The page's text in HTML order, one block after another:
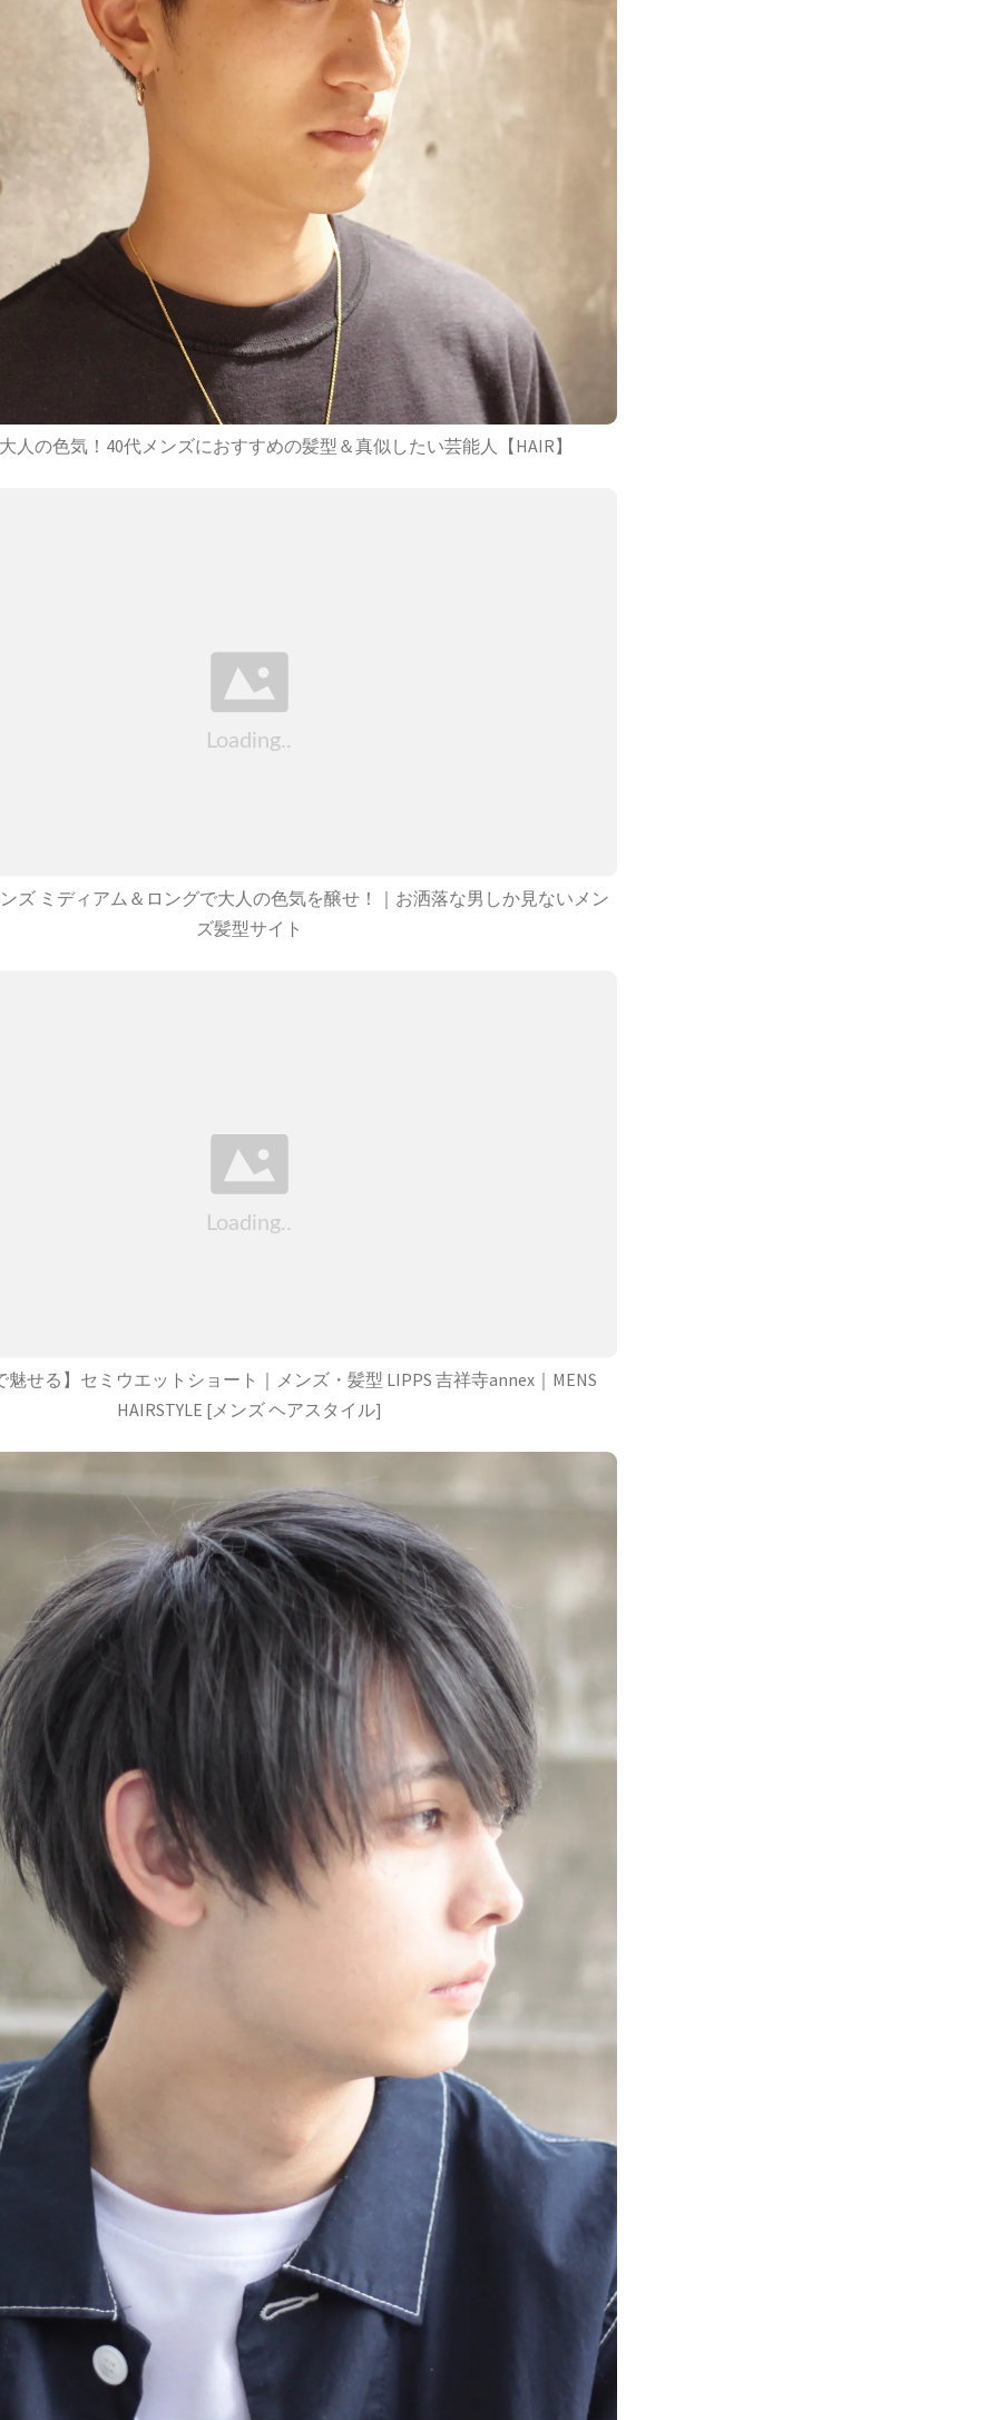
人の色気！40代メンズにおすすめの髪型＆真似したい芸能人【HAIR】
ズ ミディアム＆ロングで大人の色気を醸せ！｜お洒落な男しか見ないメン
ズ髪型サイト
魅せる】セミウエットショート｜メンズ・髪型 LIPPS 吉祥寺annex｜MENS
HAIRSTYLE [メンズ ヘアスタイル]